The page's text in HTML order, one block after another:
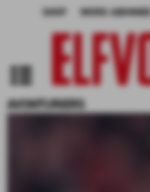
SHOP WORD ABONNEE
AVONTURIERS